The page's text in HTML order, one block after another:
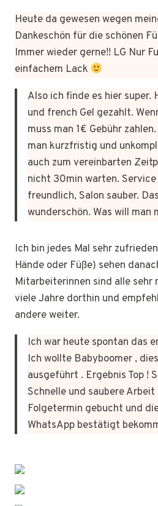
Heute da gewesen wegen
Dankeschön für die schönen
Immer wieder gerne!! LG Nur
einfachem Lack
Also ich finde es hier
und french Gel gezahlt.
muss man 1€ Gebühr
man kurzfristig und
auch zum vereinbarten
nicht 30min warten.
freundlich, Salon sauber.
wunderschön. Was will man
Ich bin jedes Mal sehr
Hände oder Füße) sehen
Mitarbeiterinnen sind alle sehr
viele Jahre dorthin und
andere weiter.
Ich war heute spontan das
Ich wollte Babyboomer ,
ausgeführt . Ergebnis Top !
Schnelle und saubere
Folgetermin gebucht und
WhatsApp bestätigt